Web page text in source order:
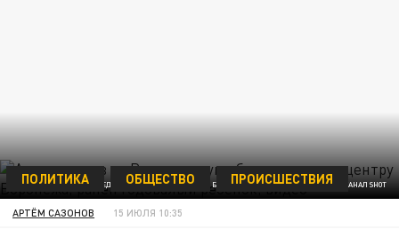
ПОСЛЕДСТВИЯ АТАКИ УКРАИНСКИХ БПЛА В ВОРОНЕЖЕ. ФОТО: ТЕЛЕГРАМ-КАНАЛ SHOT
ПОЛИТИКА ОБЩЕСТВО ПРОИСШЕСТВИЯ
АРТЁМ САЗОНОВ 15 ИЮЛЯ 10:35